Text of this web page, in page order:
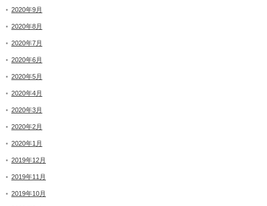
2020年9月
2020年8月
2020年7月
2020年6月
2020年5月
2020年4月
2020年3月
2020年2月
2020年1月
2019年12月
2019年11月
2019年10月